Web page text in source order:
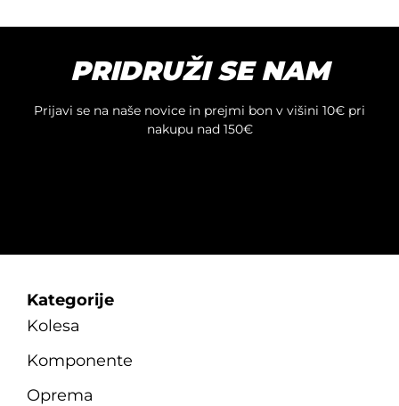
različic.
PRIDRUŽI SE NAM
Prijavi se na naše novice in prejmi bon v višini 10€ pri
nakupu nad 150€
Kategorije
Kolesa
Komponente
Oprema